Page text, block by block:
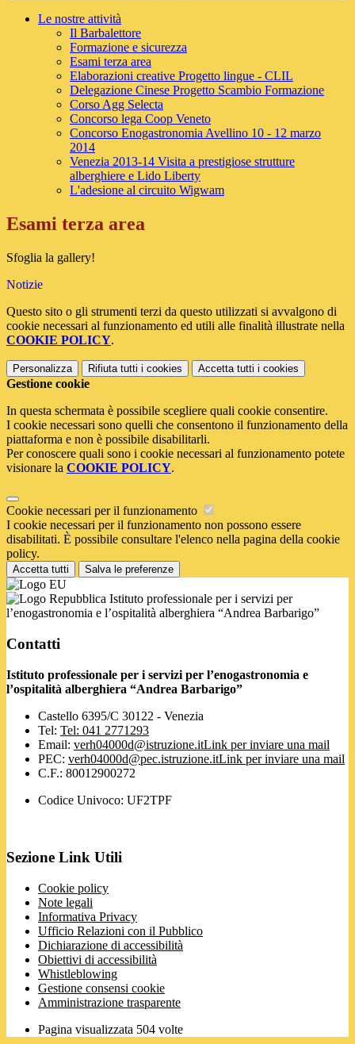
Le nostre attività
Il Barbalettore
Formazione e sicurezza
Esami terza area
Elaborazioni creative Progetto lingue - CLIL
Delegazione Cinese Progetto Scambio Formazione
Corso Agg Selecta
Concorso lega Coop Veneto
Concorso Enogastronomia Avellino 10 - 12 marzo
2014
Venezia 2013-14 Visita a prestigiose strutture
alberghiere e Lido Liberty
L'adesione al circuito Wigwam
Esami terza area
Sfoglia la gallery!
Notizie
Questo sito o gli strumenti terzi da questo utilizzati si avvalgono di
cookie necessari al funzionamento ed utili alle finalità illustrate nella
COOKIE POLICY.
Personalizza Rifiuta tutti i cookies Accetta tutti i cookies
Gestione cookie
In questa schermata è possibile scegliere quali cookie consentire.
I cookie necessari sono quelli che consentono il funzionamento della
piattaforma e non è possibile disabilitarli.
Per conoscere quali sono i cookie necessari al funzionamento potete
visionare la COOKIE POLICY.
Cookie necessari per il funzionamento
I cookie necessari per il funzionamento non possono essere
disabilitati. È possibile consultare l'elenco nella pagina della cookie
policy.
Accetta tutti Salva le preferenze
Istituto professionale per i servizi per
l’enogastronomia e l’ospitalità alberghiera “Andrea Barbarigo”
Contatti
Istituto professionale per i servizi per l’enogastronomia e
l’ospitalità alberghiera “Andrea Barbarigo”
Castello 6395/C 30122 - Venezia
Tel: Tel: 041 2771293
Email: verh04000d@istruzione.itLink per inviare una mail
PEC: verh04000d@pec.istruzione.itLink per inviare una mail
C.F.: 80012900272
Codice Univoco: UF2TPF
Sezione Link Utili
Cookie policy
Note legali
Informativa Privacy
Ufficio Relazioni con il Pubblico
Dichiarazione di accessibilità
Obiettivi di accessibilità
Whistleblowing
Gestione consensi cookie
Amministrazione trasparente
Pagina visualizzata 504 volte